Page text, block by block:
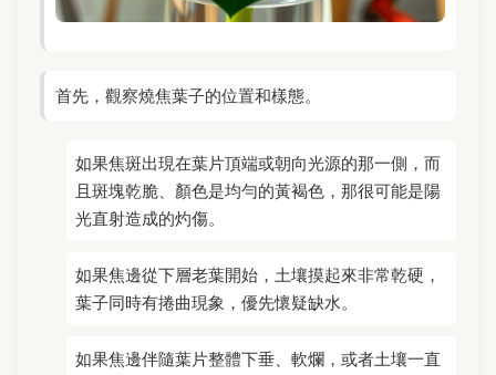
首先，觀察燒焦葉子的位置和樣態。
如果焦斑出現在葉片頂端或朝向光源的那一側，而
且斑塊乾脆、顏色是均勻的黃褐色，那很可能是陽
光直射造成的灼傷。
如果焦邊從下層老葉開始，土壤摸起來非常乾硬，
葉子同時有捲曲現象，優先懷疑缺水。
如果焦邊伴隨葉片整體下垂、軟爛，或者土壤一直